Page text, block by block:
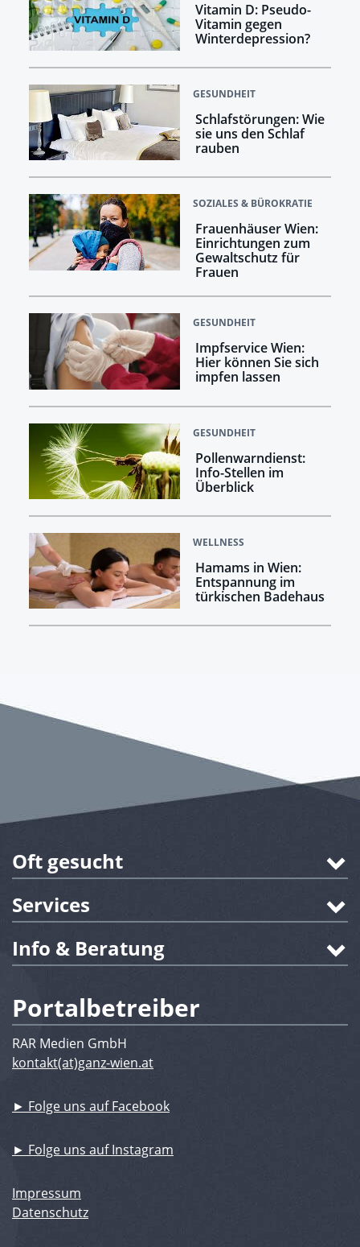
Vitamin D: Pseudo-
Vitamin gegen
Winterdepression?
GESUNDHEIT
Schlafstörungen: Wie
sie uns den Schlaf
rauben
SOZIALES & BÜROKRATIE
Frauenhäuser Wien:
Einrichtungen zum
Gewaltschutz für
Frauen
GESUNDHEIT
Impfservice Wien:
Hier können Sie sich
impfen lassen
GESUNDHEIT
Pollenwarndienst:
Info-Stellen im
Überblick
WELLNESS
Hamams in Wien:
Entspannung im
türkischen Badehaus
Oft gesucht
Services
Info & Beratung
Portalbetreiber
RAR Medien GmbH
kontakt(at)ganz-wien.at
► Folge uns auf Facebook
► Folge uns auf Instagram
Impressum
Datenschutz